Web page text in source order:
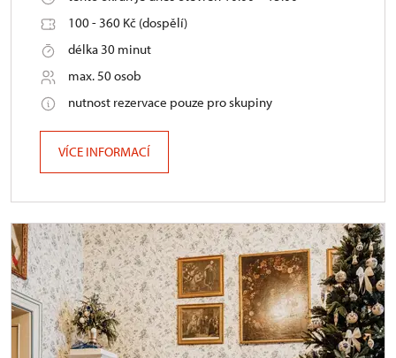
100 - 360 Kč (dospělí)
délka 30 minut
max. 50 osob
nutnost rezervace pouze pro skupiny
VÍCE INFORMACÍ